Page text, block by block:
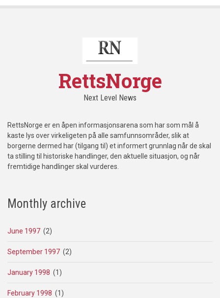
RettsNorge
Next Level News
RettsNorge er en åpen informasjonsarena som har som mål å
kaste lys over virkeligeten på alle samfunnsområder, slik at
borgerne dermed har (tilgang til) et informert grunnlag når de skal
ta stilling til historiske handlinger, den aktuelle situasjon, og når
fremtidige handlinger skal vurderes.
Monthly archive
June 1997 (2)
September 1997 (2)
January 1998 (1)
February 1998 (1)